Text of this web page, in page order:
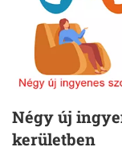
Négy új
kerületben